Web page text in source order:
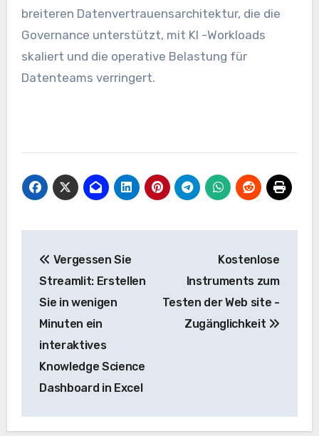
breiteren Datenvertrauensarchitektur, die die
Governance unterstützt, mit KI -Workloads
skaliert und die operative Belastung für
Datenteams verringert.
Navigation
Vergessen Sie
Streamlit: Erstellen
Sie in wenigen
Minuten ein
interaktives
Knowledge Science
Dashboard in Excel
Kostenlose
Instruments zum
Testen der Web site -
Zugänglichkeit